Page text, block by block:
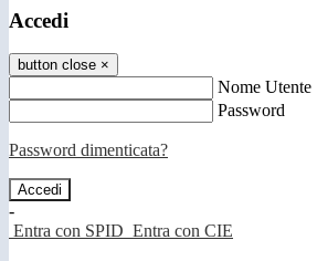
Accedi
button close ×
Nome Utente
Password
Password dimenticata?
-
Entra con SPID Entra con CIE